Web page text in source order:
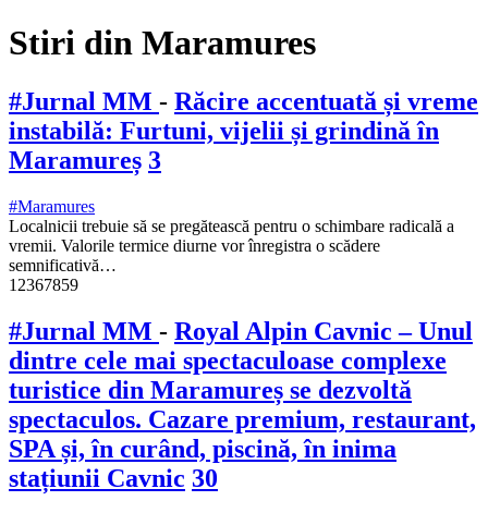
Stiri din Maramures
#Jurnal MM - Răcire accentuată și vreme
instabilă: Furtuni, vijelii și grindină în
Maramureș 3
#Maramures
Localnicii trebuie să se pregătească pentru o schimbare radicală a
vremii. Valorile termice diurne vor înregistra o scădere
semnificativă…
12367859
#Jurnal MM - Royal Alpin Cavnic – Unul
dintre cele mai spectaculoase complexe
turistice din Maramureș se dezvoltă
spectaculos. Cazare premium, restaurant,
SPA și, în curând, piscină, în inima
stațiunii Cavnic 30